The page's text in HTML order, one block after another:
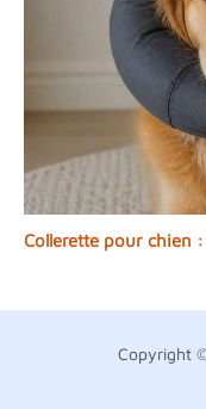
Collerette pour chien
Copyright